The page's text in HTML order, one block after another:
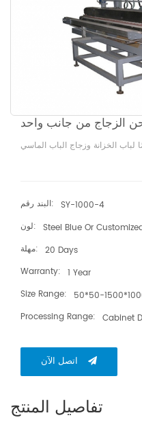
الزجاج من جانب واحد
البند رقم: SY-1000-4
لون: Steel Blue Or
مهلة: 20 Days
Warranty: 1 Year
Size Range:
50*50-
Processing Range: Cabinet
اتصل الآن
تفاصيل المنتج